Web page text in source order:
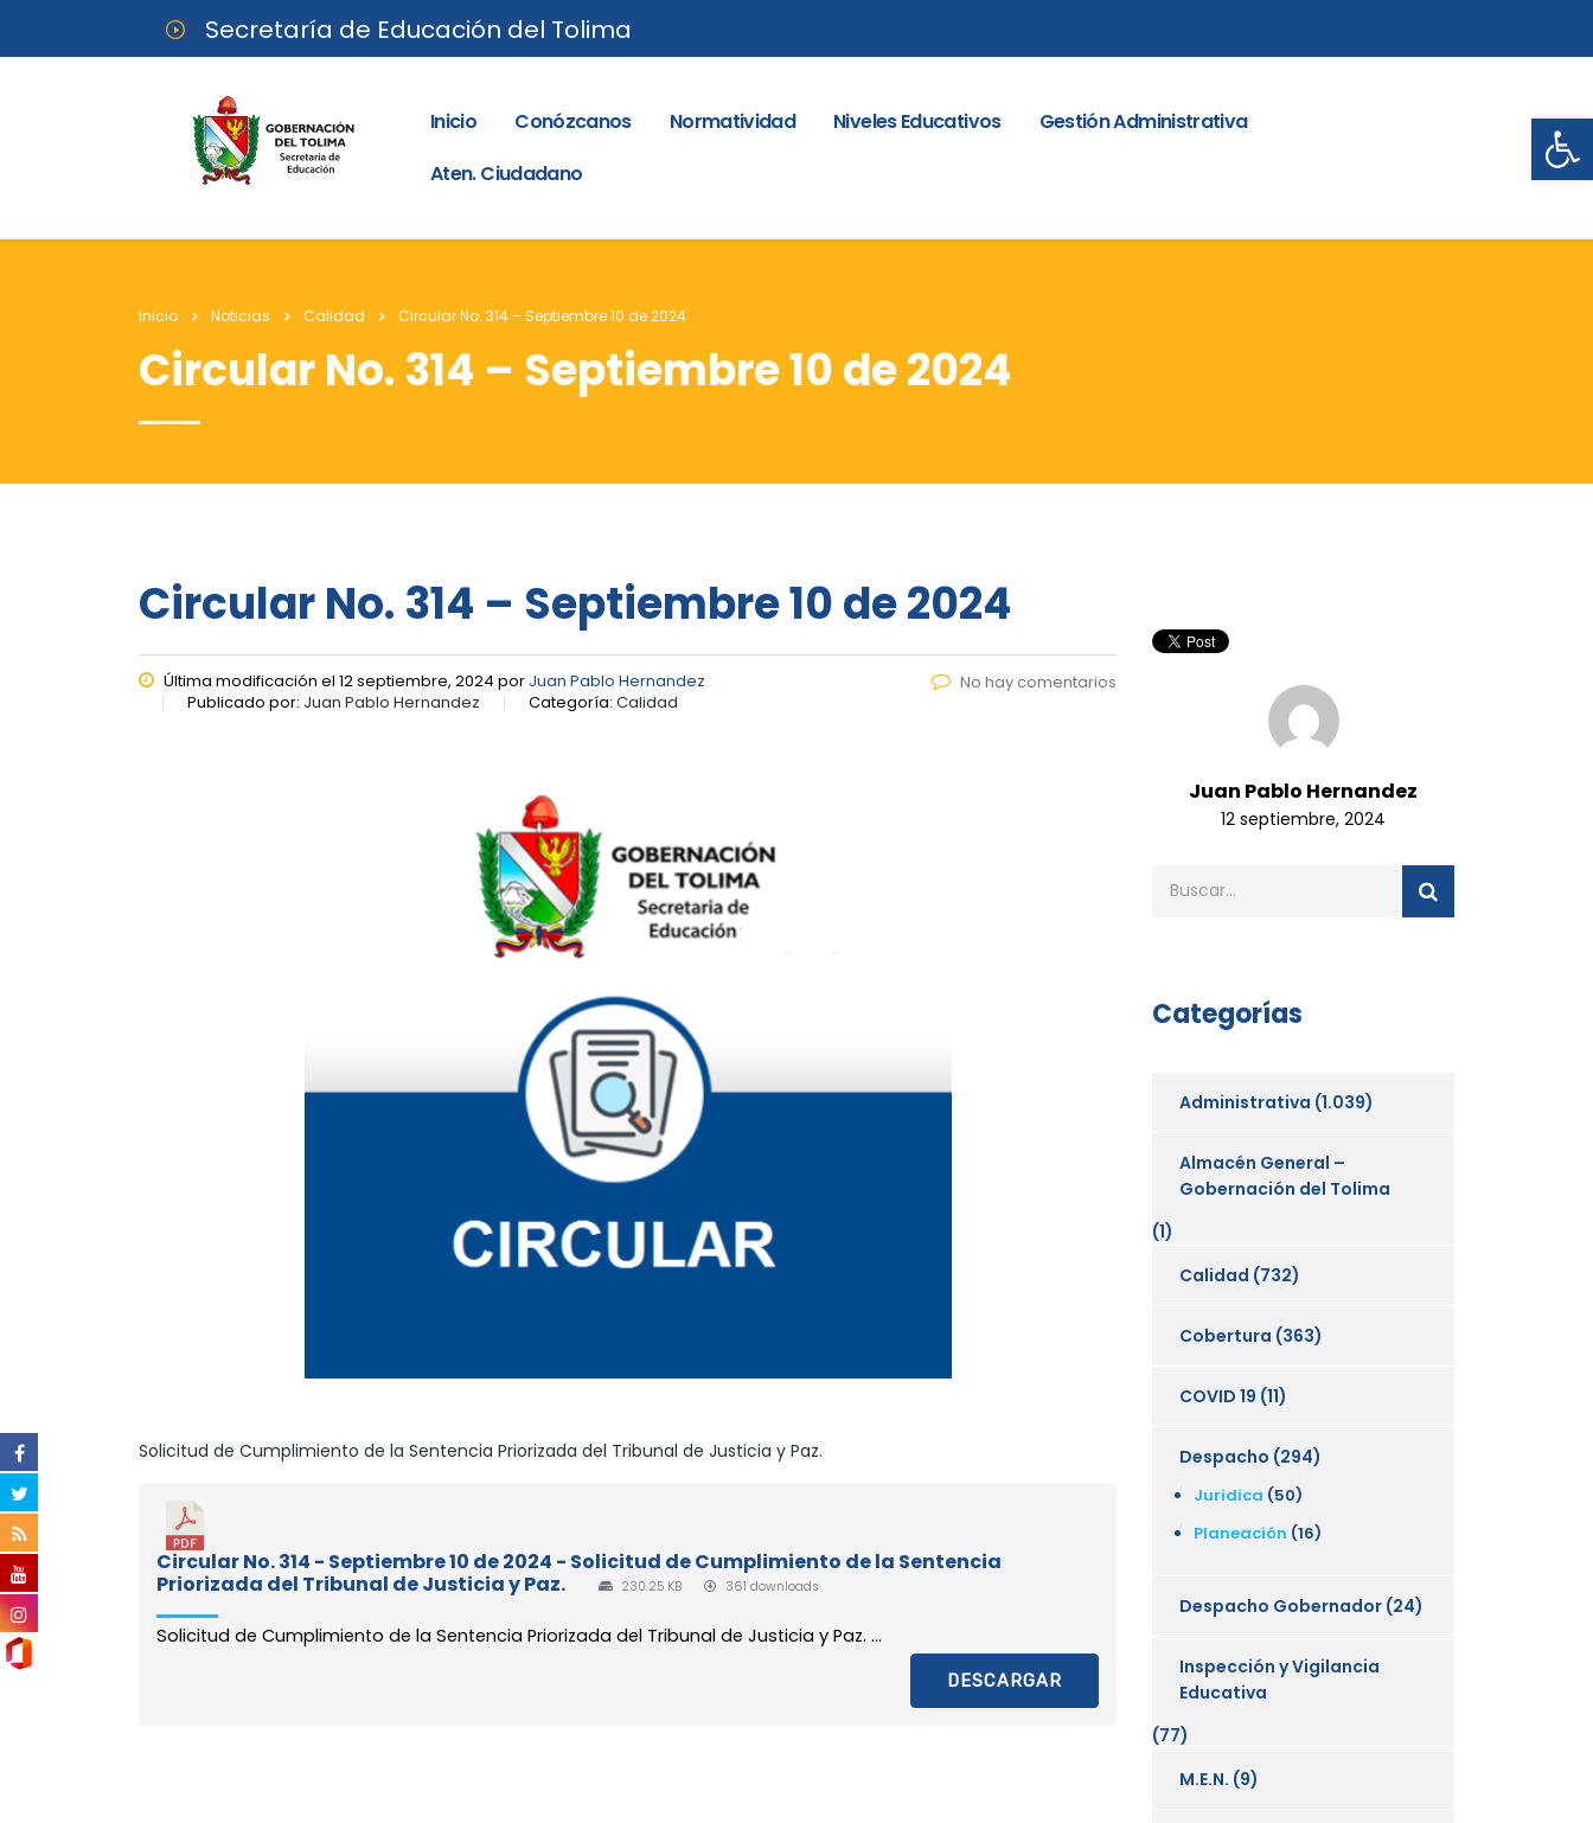
Secretaría de Educación del Tolima
Inicio Conózcanos Normatividad Niveles Educativos
Gestión Administrativa
Aten. Ciudadano
Inicio Noticias Calidad Circular No. 314 – Septiembre 10 de 2024
Circular No. 314 – Septiembre 10 de 2024
Circular No. 314 – Septiembre 10 de 2024
Última modificación el 12 septiembre, 2024 por Juan Pablo Hernandez
Publicado por: Juan Pablo Hernandez Categoría: Calidad
No hay comentarios
Solicitud de Cumplimiento de la Sentencia Priorizada del Tribunal de Justicia y Paz.
Circular No. 314 - Septiembre 10 de 2024 - Solicitud de Cumplimiento de la Sentencia
Priorizada del Tribunal de Justicia y Paz.
230.25 KB 361 downloads
Solicitud de Cumplimiento de la Sentencia Priorizada del Tribunal de Justicia y Paz. ...
DESCARGAR
Juan Pablo Hernandez
12 septiembre, 2024
Categorías
Administrativa (1.039)
Almacén General –
Gobernación del Tolima
(1)
Calidad (732)
Cobertura (363)
COVID 19 (11)
Despacho (294)
Juridica (50)
Planeación (16)
Despacho Gobernador (24)
Inspección y Vigilancia
Educativa
(77)
M.E.N. (9)